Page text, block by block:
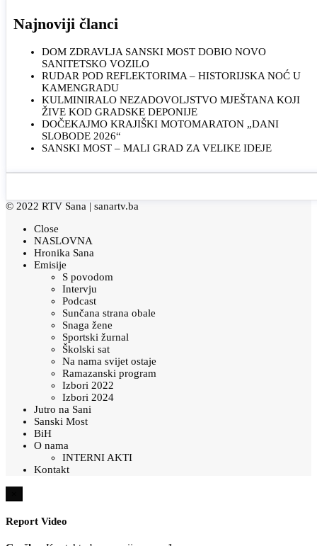
Najnoviji članci
DOM ZDRAVLJA SANSKI MOST DOBIO NOVO
SANITETSKO VOZILO
RUDAR POD REFLEKTORIMA – HISTORIJSKA NOĆ U
KAMENGRADU
KULMINIRALO NEZADOVOLJSTVO MJEŠTANA KOJI
ŽIVE KOD GRADSKE DEPONIJE
DOČEKAJMO KRAJIŠKI MOTOMARATON „DANI
SLOBODE 2026“
SANSKI MOST – MALI GRAD ZA VELIKE IDEJE
© 2022 RTV Sana | sanartv.ba
Close
NASLOVNA
Hronika Sana
Emisije
S povodom
Intervju
Podcast
Sunčana strana obale
Snaga žene
Sportski žurnal
Školski sat
Na nama svijet ostaje
Ramazanski program
Izbori 2022
Izbori 2024
Jutro na Sani
Sanski Most
BiH
O nama
INTERNI AKTI
Kontakt
Report Video